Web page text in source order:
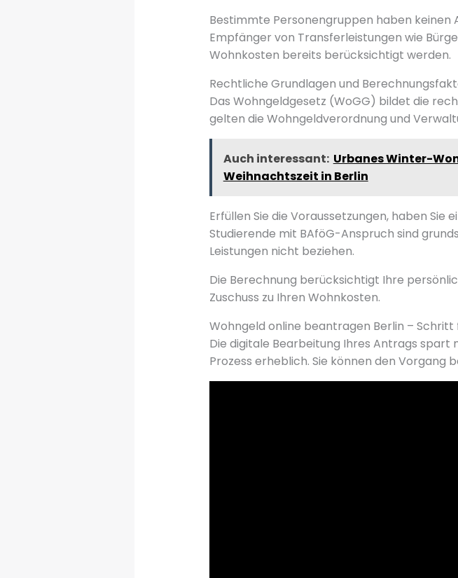
Bestimmte Personengruppen haben keinen
Empfänger von Transferleistungen wie
Wohnkosten bereits berücksichtigt werden.
Rechtliche Grundlagen und
Das Wohngeldgesetz (WoGG) bildet die
gelten die Wohngeldverordnung und
Auch interessant: Urbanes Winter-
Weihnachtszeit in Berlin
Erfüllen Sie die Voraussetzungen, haben
Studierende mit BAföG-Anspruch sind
Leistungen nicht beziehen.
Die Berechnung berücksichtigt Ihre
Zuschuss zu Ihren Wohnkosten.
Wohngeld online beantragen Berlin –
Die digitale Bearbeitung Ihres Antrags
Prozess erheblich. Sie können den Vorgang